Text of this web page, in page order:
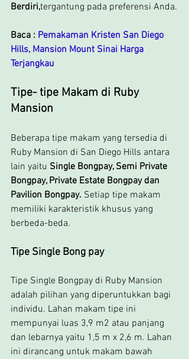
Berdiri,tergantung pada preferensi Anda.
Baca : Pemakaman Kristen San Diego
Hills, Mansion Mount Sinai Harga
Terjangkau
Tipe- tipe Makam di Ruby
Mansion
Beberapa tipe makam yang tersedia di
Ruby Mansion di San Diego Hills antara
lain yaitu Single Bongpay, Semi Private
Bongpay, Private Estate Bongpay dan
Pavilion Bongpay. Setiap tipe makam
memiliki karakteristik khusus yang
berbeda-beda.
Tipe Single Bong pay
Tipe Single Bongpay di Ruby Mansion
adalah pilihan yang diperuntukkan bagi
individu. Lahan makam tipe ini
mempunyai luas 3,9 m2 atau panjang
dan lebarnya yaitu 1,5 m x 2,6 m. Lahan
ini dirancang untuk makam bawah